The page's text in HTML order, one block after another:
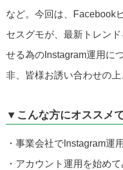
など。今回は、
Facebook
セスグモが、最新トレン
せる為の Instagram運用に
非、皆様お誘い合わせの上
▼こんな方にオススメ
・事業会社でInstagram運
・アカウント運用を始め